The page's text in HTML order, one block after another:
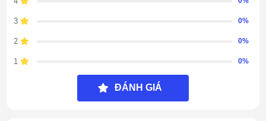
3 0%
2 0%
1 0%
ĐÁNH GIÁ